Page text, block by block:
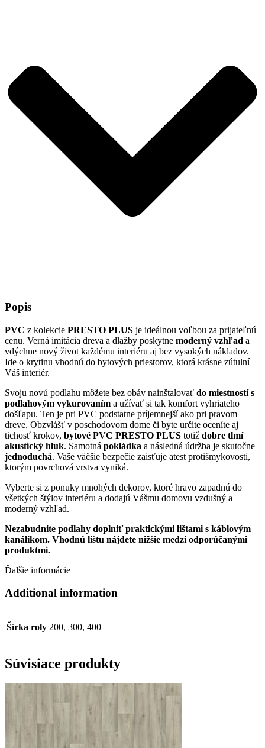
Popis
PVC z kolekcie PRESTO PLUS je ideálnou voľbou za prijateľnú
cenu. Verná imitácia dreva a dlažby poskytne moderný vzhľad a
vdýchne nový život každému interiéru aj bez vysokých nákladov.
Ide o krytinu vhodnú do bytových priestorov, ktorá krásne zútulní
Váš interiér.
Svoju novú podlahu môžete bez obáv nainštalovať do miestností s
podlahovým vykurovaním a užívať si tak komfort vyhriateho
došľapu. Ten je pri PVC podstatne príjemnejší ako pri pravom
dreve. Obzvlášť v poschodovom dome či byte určite oceníte aj
tichosť krokov, bytové PVC PRESTO PLUS totiž dobre tlmí
akustický hluk. Samotná pokládka a následná údržba je skutočne
jednoduchá. Vaše väčšie bezpečie zaisťuje atest protišmykovosti,
ktorým povrchová vrstva vyniká.
Vyberte si z ponuky mnohých dekorov, ktoré hravo zapadnú do
všetkých štýlov interiéru a dodajú Vášmu domovu vzdušný a
moderný vzhľad.
Nezabudnite podlahy doplniť praktickými lištami s káblovým
kanálikom. Vhodnú lištu nájdete nižšie medzi odporúčanými
produktmi.
Ďalšie informácie
Additional information
Šírka roly 200, 300, 400
Súvisiace produkty